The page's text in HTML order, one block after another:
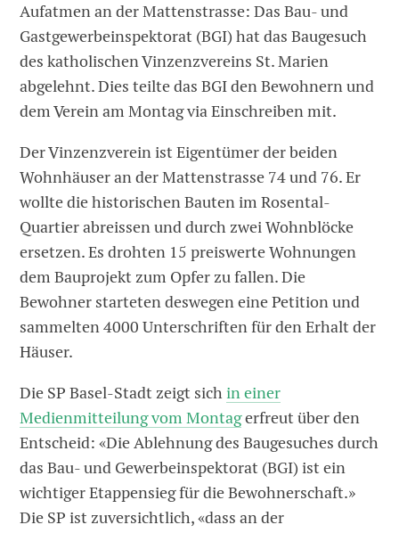
Aufatmen an der Mattenstrasse: Das Bau- und
Gastgewerbeinspektorat (BGI) hat das Baugesuch
des katholischen Vinzenzvereins St. Marien
abgelehnt. Dies teilte das BGI den Bewohnern und
dem Verein am Montag via Einschreiben mit.
Der Vinzenzverein ist Eigentümer der beiden
Wohnhäuser an der Mattenstrasse 74 und 76. Er
wollte die historischen Bauten im Rosental-
Quartier abreissen und durch zwei Wohnblöcke
ersetzen. Es drohten 15 preiswerte Wohnungen
dem Bauprojekt zum Opfer zu fallen. Die
Bewohner starteten deswegen eine Petition und
sammelten 4000 Unterschriften für den Erhalt der
Häuser.
Die SP Basel-Stadt zeigt sichin einer
Medienmitteilung vom Montagerfreut über den
Entscheid: «Die Ablehnung des Baugesuches durch
das Bau- und Gewerbeinspektorat (BGI) ist ein
wichtiger Etappensieg für die Bewohnerschaft.»
Die SP ist zuversichtlich, «dass an der